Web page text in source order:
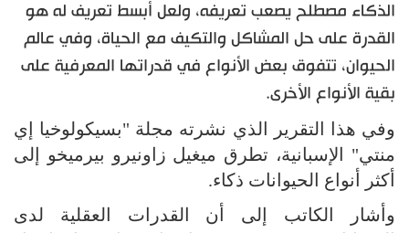
الذكاء مصطلح يصعب تعريفه، ولعل أبسط تعريف له هو
القدرة على حل المشاكل والتكيف مع الحياة، وفي عالم
الحيوان، تتفوق بعض الأنواع في قدراتها المعرفية على
بقية الأنواع الأخرى.
وفي هذا التقرير الذي نشرته مجلة "بسيكولوخيا إي
منتي" الإسبانية، تطرق ميغيل زاونيرو بيرميخو إلى
أكثر أنواع الحيوانات ذكاء.
وأشار الكاتب إلى أن القدرات العقلية لدى